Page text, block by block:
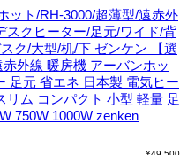
ット/RH-3000/超薄型/遠赤外
スクヒーター/足元/ワイド/背
ク/大型/机/下 ゼンケン 【選
外線 暖房機 アーバンホッ
足元 省エネ 日本製 電気ヒー
リム コンパクト 小型 軽量 足
750W 1000W zenken